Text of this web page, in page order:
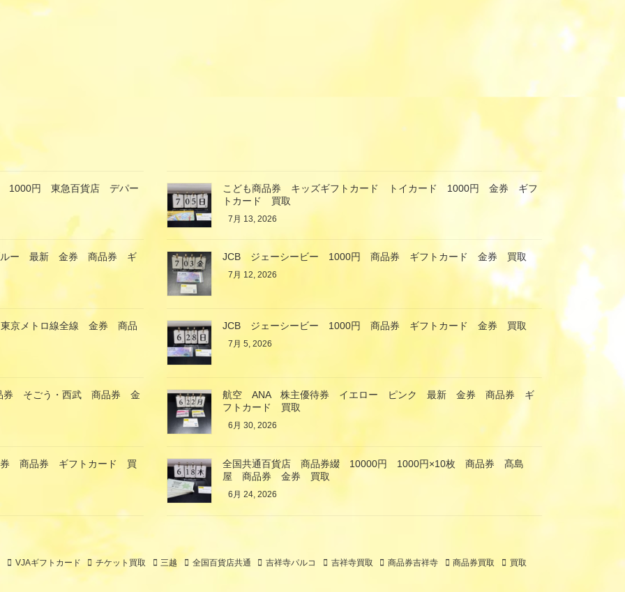
1000円 東急百貨店 デパー
こども商品券 キッズギフトカード トイカード 1000円 金券 ギフ
トカード 買取
7月 13, 2026
ルー 最新 金券 商品券 ギ JCB ジェーシービー 1000円 商品券 ギフトカード 金券 買取
7月 12, 2026
京メトロ線全線 金券 商品 JCB ジェーシービー 1000円 商品券 ギフトカード 金券 買取
7月 5, 2026
券 そごう・西武 商品券 金
航空 ANA 株主優待券 イエロー ピンク 最新 金券 商品券 ギ
フトカード 買取
6月 30, 2026
商品券 ギフトカード 買
全国共通百貨店 商品券綴 10000円 1000円×10枚 商品券 髙島
屋 商品券 金券 買取
6月 24, 2026
VJAギフトカード チケット買取 三越 全国百貨店共通 吉祥寺パルコ 吉祥寺買取 商品券吉祥寺 商品券買取 買取